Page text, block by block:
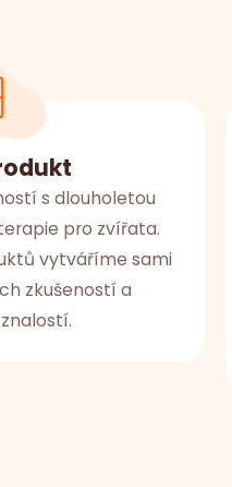
s dlouholetou
pro zvířata.
vytváříme sami
zkušeností a